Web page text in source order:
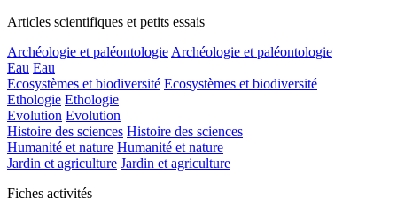
Articles scientifiques et petits essais
Archéologie et paléontologie Archéologie et paléontologie
Eau Eau
Ecosystèmes et biodiversité Ecosystèmes et biodiversité
Ethologie Ethologie
Evolution Evolution
Histoire des sciences Histoire des sciences
Humanité et nature Humanité et nature
Jardin et agriculture Jardin et agriculture
Fiches activités